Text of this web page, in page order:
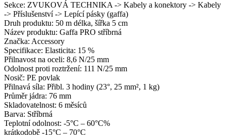
Sekce: ZVUKOVÁ TECHNIKA -> Kabely a konektory -> Kabely
-> Příslušenství -> Lepící pásky (gaffa)
Druh produktu: 50 m délka, šířka 5 cm
Název produktu: Gaffa PRO stříbrná
Značka: Accessory
Specifikace: Elasticita: 15 %
Přilnavost na oceli: 8,6 N/25 mm
Odolnost proti roztržení: 111 N/25 mm
Nosič: PE povlak
Přilnavá síla: Přibl. 3 hodiny (23°, 25 mm², 1 kg)
Průměr jádra: 76 mm
Skladovatelnost: 6 měsíců
Barva: Stříbrná
Teplotní odolnost: -5°C – 60°C%
krátkodobě -15°C – 70°C